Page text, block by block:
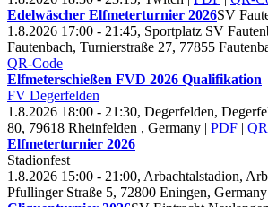
Edelwäscher Elfmeterturnier 2026SV
1.8.2026 17:00 - 21:45, Sportplatz SV
Fautenbach, Turnierstraße 27, 77855
QR-Code
Elfmeterschießen FVD 2026 Qualifikation
FV Degerfelden
1.8.2026 18:00 - 21:30, Degerfelden,
80, 79618 Rheinfelden , Germany | PDF |
Elfmeterturnier 2026
Stadionfest
1.8.2026 15:00 - 21:00, Arbachtalstadion,
Pfullinger Straße 5, 72800 Eningen, Germany